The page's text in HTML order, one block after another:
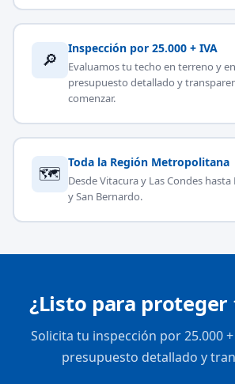
🔎
Inspección por 25.000 + IVA
Evaluamos tu techo en terreno y
presupuesto detallado y
comenzar.
🗺
Toda la Región Metropolitana
Desde Vitacura y Las Condes
y San Bernardo.
¿Listo para proteger
Solicita tu inspección por 25.000
presupuesto detallado y